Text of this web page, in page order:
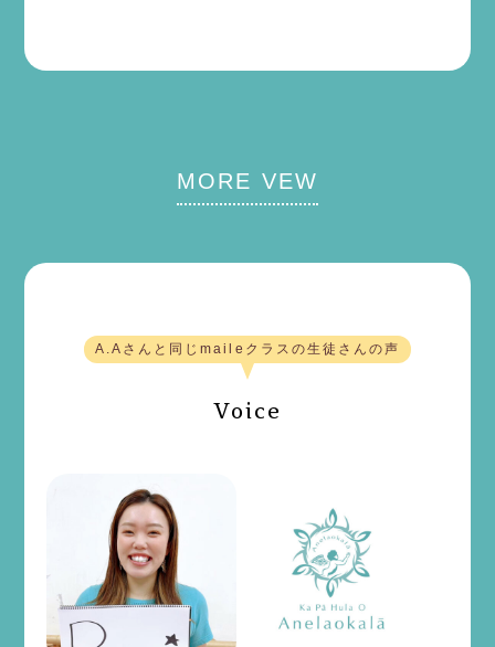
MORE VEW
A.Aさんと同じmaileクラスの生徒さんの声
Voice